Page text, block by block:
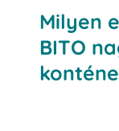
Milyen
BITO